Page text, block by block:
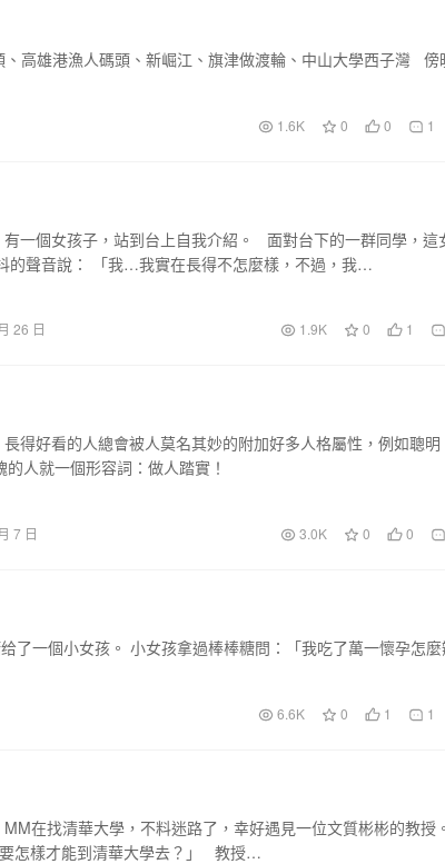
高雄港漁人碼頭、新崛江、旗津做渡輪、中山大學西子灣 傍
1.6K 0 0 1
一個女孩子，站到台上自我介紹。 面對台下的一群同學，這
的聲音說： 「我…我實在長得不怎麼樣，不過，我…
26 日 1.9K 0 1
得好看的人總會被人莫名其妙的附加好多人格屬性，例如聰明
人就一個形容詞：做人踏實！
7 日 3.0K 0 0
一個小女孩。 小女孩拿過棒棒糖問：「我吃了萬一懷孕怎
6.6K 0 1 1
在找清華大學，不料迷路了，幸好遇見一位文質彬彬的教授。
怎樣才能到清華大學去？」 教授…